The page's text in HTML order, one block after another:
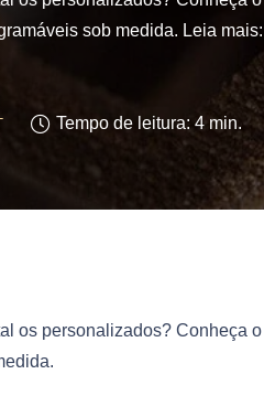
sob medida. Leia
Tempo de leitura: 4 min.
os personalizados? Conheça